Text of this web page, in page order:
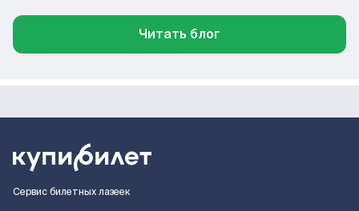
Читать блог
Сервис билетных лазеек